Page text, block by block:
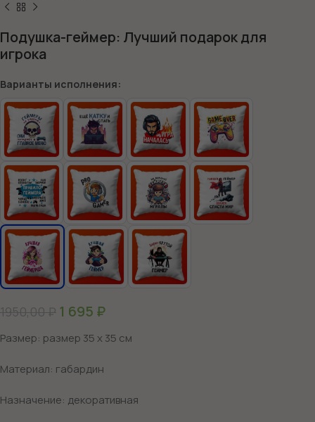
Подушка-геймер: Лучший подарок для
игрока
Варианты исполнения:
1950,00₽ 1 695 ₽
Размер: размер 35 х 35 см
Материал: габардин
Назначение: декоративная